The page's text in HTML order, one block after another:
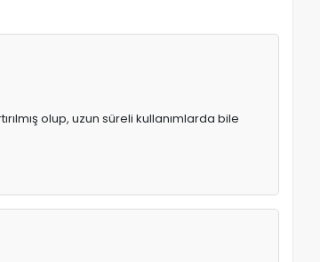
olup, uzun süreli kullanımlarda bile